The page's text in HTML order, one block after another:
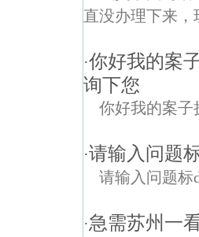
直没办理下来，
·你好我的案
询下您
你好我的案子
·请输入问题
请输入问题标
·急需苏州一